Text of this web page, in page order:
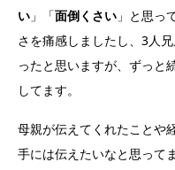
い 」「面倒くさい 」と思っ
さを痛感しましたし、3人
ったと思いますが、ずっと
してます。
母親が伝えてくれたことや
手には伝えたいなと思ってま